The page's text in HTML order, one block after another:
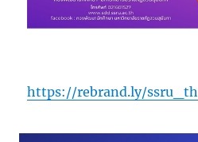
https://rebrand.ly/ssru_th